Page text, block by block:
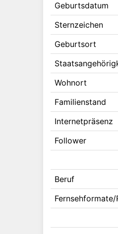
Geburtsdatum
Sternzeichen
Geburtsort
Wohnort
Familienstand
Internetpräsenz
Follower
Beruf